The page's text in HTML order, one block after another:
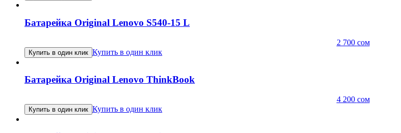
Батарейка Original Lenovo S540-15 L
2 700 сом
Купить в один клик Купить в один клик
Батарейка Original Lenovo ThinkBook
4 200 сом
Купить в один клик Купить в один клик